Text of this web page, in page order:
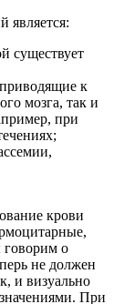
является:
существует
к
мозга, так и
при
крови
говорим о
не должен
и визуально
При